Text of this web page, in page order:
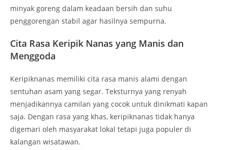
minyak goreng dalam keadaan bersih dan suhu
penggorengan stabil agar hasilnya sempurna.
Cita Rasa Keripik Nanas yang Manis dan
Menggoda
Keripiknanas memiliki cita rasa manis alami dengan
sentuhan asam yang segar. Teksturnya yang renyah
menjadikannya camilan yang cocok untuk dinikmati kapan
saja. Dengan rasa yang khas, keripiknanas tidak hanya
digemari oleh masyarakat lokal tetapi juga populer di
kalangan wisatawan.